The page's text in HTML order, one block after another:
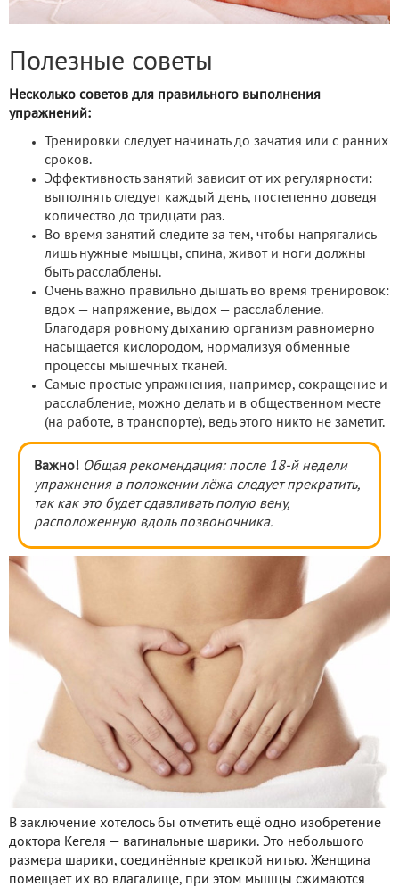
Полезные советы
Несколько советов для правильного выполнения
упражнений:
Тренировки следует начинать до зачатия или с ранних
сроков.
Эффективность занятий зависит от их регулярности:
выполнять следует каждый день, постепенно доведя
количество до тридцати раз.
Во время занятий следите за тем, чтобы напрягались
лишь нужные мышцы, спина, живот и ноги должны
быть расслаблены.
Очень важно правильно дышать во время тренировок:
вдох — напряжение, выдох — расслабление.
Благодаря ровному дыханию организм равномерно
насыщается кислородом, нормализуя обменные
процессы мышечных тканей.
Самые простые упражнения, например, сокращение и
расслабление, можно делать и в общественном месте
(на работе, в транспорте), ведь этого никто не заметит.
Важно! Общая рекомендация: после 18-й недели
упражнения в положении лёжа следует прекратить,
так как это будет сдавливать полую вену,
расположенную вдоль позвоночника.
В заключение хотелось бы отметить ещё одно изобретение
доктора Кегеля — вагинальные шарики. Это небольшого
размера шарики, соединённые крепкой нитью. Женщина
помещает их во влагалище, при этом мышцы сжимаются